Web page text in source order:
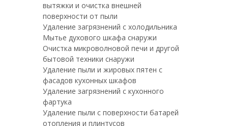
вытяжки и очистка внешней
поверхности от пыли
Удаление загрязнений с холодильника
Мытье духового шкафа снаружи
Очистка микроволновой печи и другой
бытовой техники снаружи
Удаление пыли и жировых пятен с
фасадов кухонных шкафов
Удаление загрязнений с кухонного
фартука
Удаление пыли с поверхности батарей
отопления и плинтусов